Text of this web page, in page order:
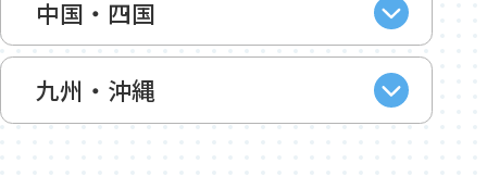
中国・四国
九州・沖縄